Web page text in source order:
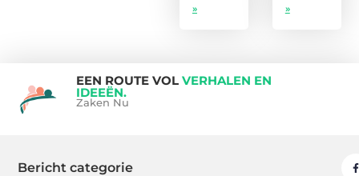
»
»
EEN ROUTE VOL VERHALEN EN
IDEEËN.
Zaken Nu
Bericht categorie